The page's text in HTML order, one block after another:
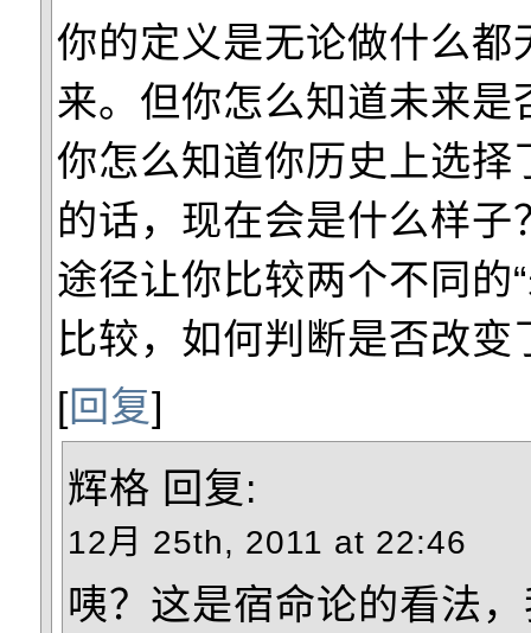
你的定义是无论做什么都
来。但你怎么知道未来是
你怎么知道你历史上选择
的话，现在会是什么样子
途径让你比较两个不同的
比较，如何判断是否改变
[回复]
辉格 回复:
12月 25th, 2011 at 22:46
咦？这是宿命论的看法